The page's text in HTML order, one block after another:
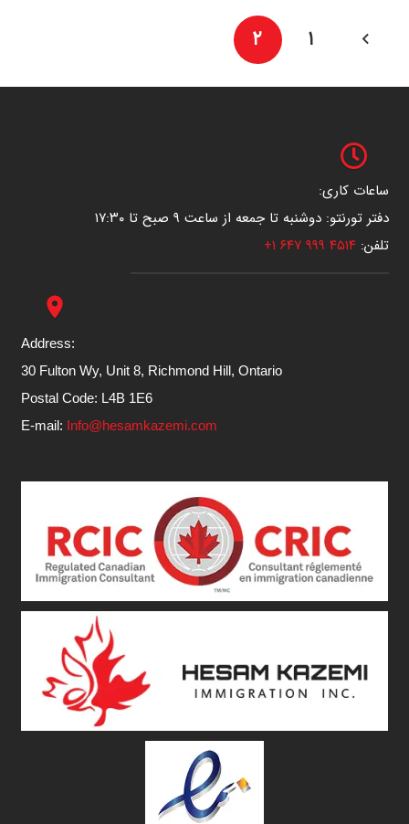
۱ ۲
ساعات کاری:
دفتر تورنتو: دوشنبه تا جمعه از ساعت ۹ صبح تا ۱۷:۳۰
تلفن:۴۵۱۴ ۹۹۹ ۶۴۷ ۱+
place
Address:
30 Fulton Wy, Unit 8, Richmond Hill, Ontario
Postal Code: L4B 1E6
E-mail: Info@hesamkazemi.com